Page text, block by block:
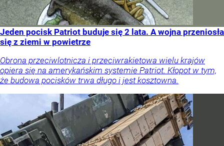
Jeden pocisk Patriot buduje się 2 lata. A wojna przeniosła
się z ziemi w powietrze
Obrona przeciwlotnicza i przeciwrakietowa wielu krajów
opiera się na amerykańskim systemie Patriot. Kłopot w tym,
że budowa pocisków trwa długo i jest kosztowna.